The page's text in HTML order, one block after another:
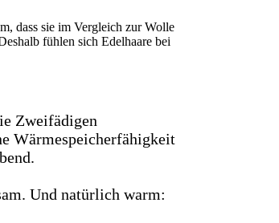
dass sie im Vergleich zur Wolle
fühlen sich Edelhaare bei
Zweifädigen
Wärmespeicherfähigkeit
Und natürlich warm: